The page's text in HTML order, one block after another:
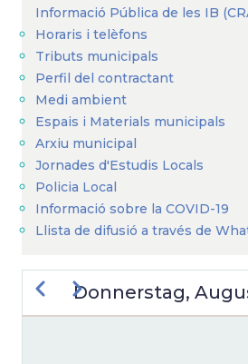
Informació Pública de les IB
Horaris i telèfons
Tributs municipals
Perfil del contractant
Medi ambient
Espais i Materials municipals
Arxiu municipal
Jornades d'Estudis Locals
Policia Local
Informació sobre la COVID-19
Llista de difusió a través de
Donnerstag,
ZurückWeiter